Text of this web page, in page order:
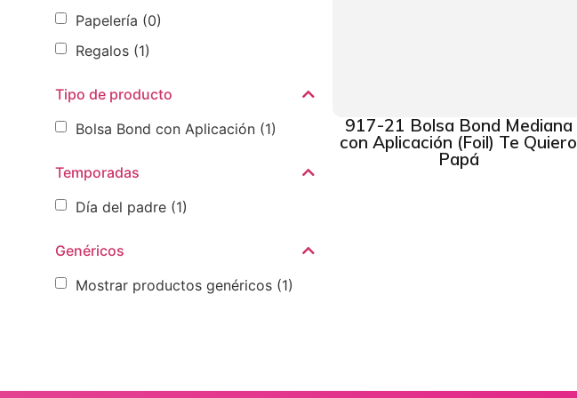
Papelería (0)
Regalos (1)
Tipo de producto
Bolsa Bond con Aplicación (1)
Temporadas
Día del padre (1)
Genéricos
Mostrar productos genéricos (1)
917-21 Bolsa Bond Mediana
con Aplicación (Foil) Te Quiero
Papá